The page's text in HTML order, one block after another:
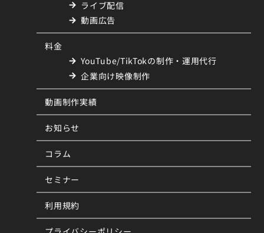
ライブ配信
動画広告
料金
YouTube/TikTokの制作・運用代行
企業向け映像制作
動画制作実績
お知らせ
コラム
セミナー
利用規約